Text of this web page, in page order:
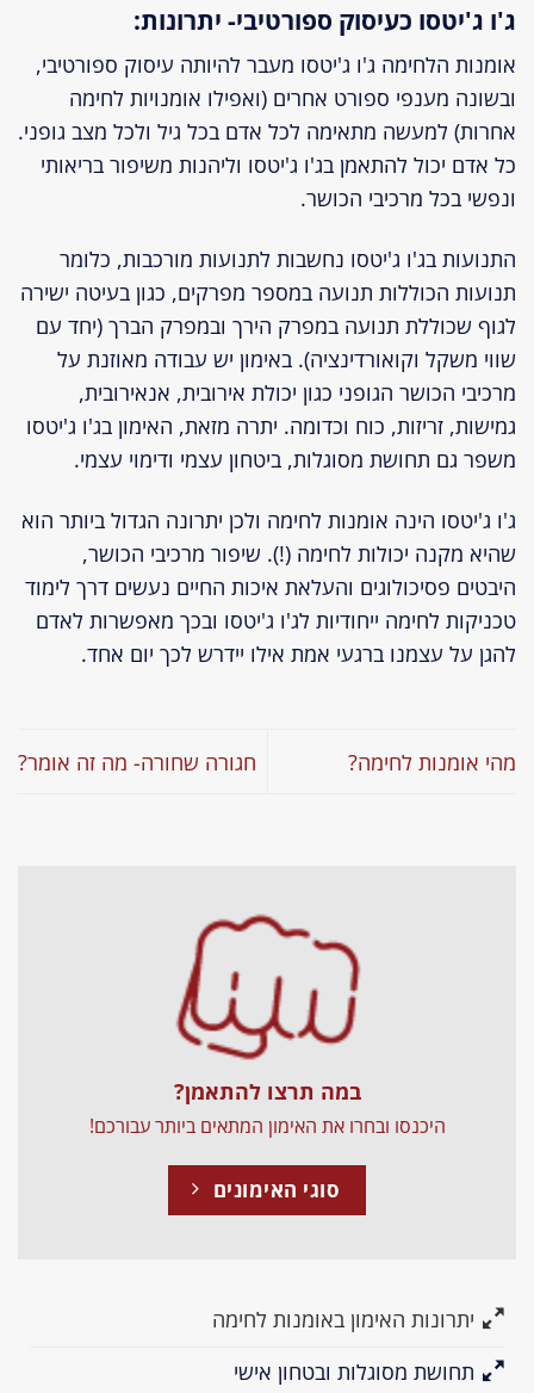
ג'ו ג'יטסו כעיסוק ספורטיבי- יתרונות:
אומנות הלחימה ג'ו ג'יטסו מעבר להיותה עיסוק ספורטיבי,
ובשונה מענפי ספורט אחרים (ואפילו אומנויות לחימה
אחרות) למעשה מתאימה לכל אדם בכל גיל ולכל מצב גופני.
כל אדם יכול להתאמן בג'ו ג'יטסו וליהנות משיפור בריאותי
ונפשי בכל מרכיבי הכושר.
התנועות בג'ו ג'יטסו נחשבות לתנועות מורכבות, כלומר
תנועות הכוללות תנועה במספר מפרקים, כגון בעיטה ישירה
לגוף שכוללת תנועה במפרק הירך ובמפרק הברך (יחד עם
שווי משקל וקואורדינציה). באימון יש עבודה מאוזנת על
מרכיבי הכושר הגופני כגון יכולת אירובית, אנאירובית,
גמישות, זריזות, כוח וכדומה. יתרה מזאת, האימון בג'ו ג'יטסו
משפר גם תחושת מסוגלות, ביטחון עצמי ודימוי עצמי.
ג'ו ג'יטסו הינה אומנות לחימה ולכן יתרונה הגדול ביותר הוא
שהיא מקנה יכולות לחימה (!). שיפור מרכיבי הכושר,
היבטים פסיכולוגים והעלאת איכות החיים נעשים דרך לימוד
טכניקות לחימה ייחודיות לג'ו ג'יטסו ובכך מאפשרות לאדם
להגן על עצמנו ברגעי אמת אילו יידרש לכך יום אחד.
מהי אומנות לחימה? חגורה שחורה- מה זה אומר?
במה תרצו להתאמן?
היכנסו ובחרו את האימון המתאים ביותר עבורכם!
סוגי האימונים
יתרונות האימון באומנות לחימה
תחושת מסוגלות ובטחון אישי